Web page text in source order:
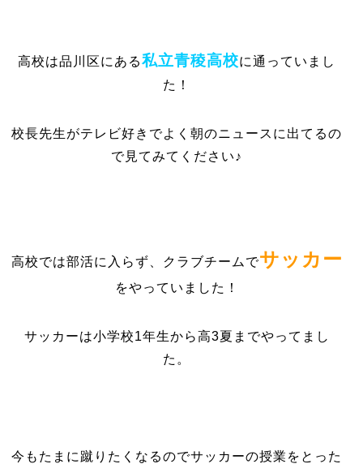
高校は品川区にある私立青稜高校に通っていまし
た！
校長先生がテレビ好きでよく朝のニュースに出てるの
で見てみてください♪
高校では部活に入らず、クラブチームでサッカー
をやっていました！
サッカーは小学校1年生から高3夏までやってまし
た。
今もたまに蹴りたくなるのでサッカーの授業をとった